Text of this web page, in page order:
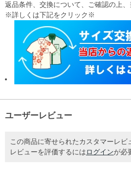
返品条件、交換について、ご確認の上、
※詳しくは下記をクリック※
ユーザーレビュー
この商品に寄せられたカスタマーレビ
レビューを評価するには ログインが必